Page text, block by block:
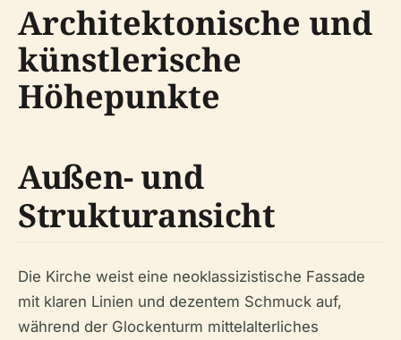
Architektonische und
künstlerische
Höhepunkte
Außen- und
Strukturansicht
Die Kirche weist eine neoklassizistische Fassade
mit klaren Linien und dezentem Schmuck auf,
während der Glockenturm mittelalterliches